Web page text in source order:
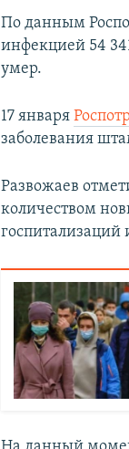
По данным
инфекцией 54
умер.
17 января
заболевания
Развожаев
количеством
госпитализаций